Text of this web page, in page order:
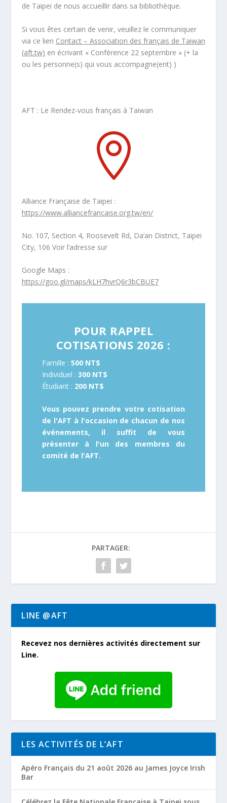
de Taipei de nous accueillir dans sa bibliothèque.
Si vous êtes certain de venir, veuillez le communiquer
via ce lien Contact – Association des français de Taiwan
(aft.tw) en écrivant « Conférence 22 septembre » (+ la
ou les personne(s) qui vous accompagne(ent) )
AFT : Le Rendez-vous français à Taiwan

Alliance Française de Taipei :
https://www.alliancefrancaise.org.tw/en/
No. 107, Section 4, Roosevelt Rd, Da’an District, Taipei
City, 106 Voir l’adresse sur
Google Maps :
https://goo.gl/maps/kLH7hvrQ6r3bCBUE7
POUR RAPPEL
COTISATIONS 2026 :
Famille : 500 NT$
Individuel : 300 NT$
Étudiant : 200 NT$
Vous pouvez prendre votre cotisation
de l'AFT à l'occasion de chacun de nos
événements, il suffit de vous
présenter à l'un des membres du
comité de l'AFT.
PARTAGER:
LINE @AFT
Recevez nos dernières activités directement sur
Line.
LES ACTIVITÉS DE L’AFT
Apéro Français du 21 août 2026 au James Joyce Irish
Bar